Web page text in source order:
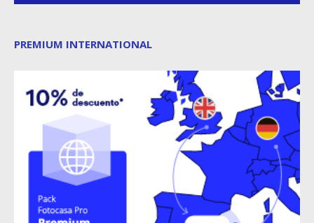
PREMIUM INTERNATIONAL